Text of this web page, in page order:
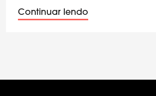
Continuar lendo